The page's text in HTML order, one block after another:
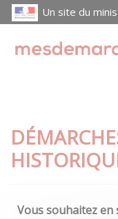
Un site du
Vous souhaitez en